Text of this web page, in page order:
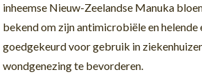
inheemse Nieuw-Zeelandse Manuka
bekend om zijn antimicrobiële en helende
goedgekeurd voor gebruik in
wondgenezing te bevorderen.